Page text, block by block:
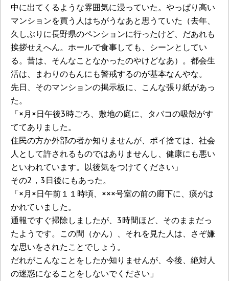
中に出てくるような雰囲気に浸っていた。やっぱり高い
マンションを買う人はちがうなあと思うていた（去年、
久しぶりに長野県のペンションに行ったけど、だあれも
挨拶せえへん。ホールで食事しても、シーンとしてい
る。昔は、そんなことなかったのやけどなあ）。都会生
活は、まわりのもんにも警戒するのが基本なんやな。
先日、そのマンションの掲示板に、こんな張り紙があっ
た。
「×月×日午後3時ごろ、敷地の庭に、タバコの吸殻がす
ててありました。
住民の方か外部の者か知りませんが、ポイ捨ては、社会
人として許されるものではありませんし、健康にも悪い
といわれています。以後気をつけてください」
その2，3日後にもあった。
「×月×日午前１１時頃、×××号室の前の廊下に、痰がは
かれていました。
通報ですぐ掃除しましたが、3時間ほど、そのままだっ
たようです。この間（かん）、それを見た人は、さぞ嫌
な思いをされたことでしょう。
だれがこんなことをしたか知りませんが、今後、絶対人
の迷惑になることをしないでください」